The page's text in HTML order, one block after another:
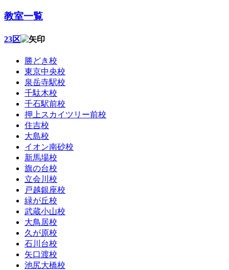
教室一覧
23区
勝どき校
東京中央校
泉岳寺駅校
千駄木校
千石駅前校
押上スカイツリー前校
住吉校
大島校
イオン南砂校
新馬場校
旗の台校
立会川校
戸越銀座校
緑が丘校
武蔵小山校
大鳥居校
久が原校
石川台校
矢口渡校
池尻大橋校